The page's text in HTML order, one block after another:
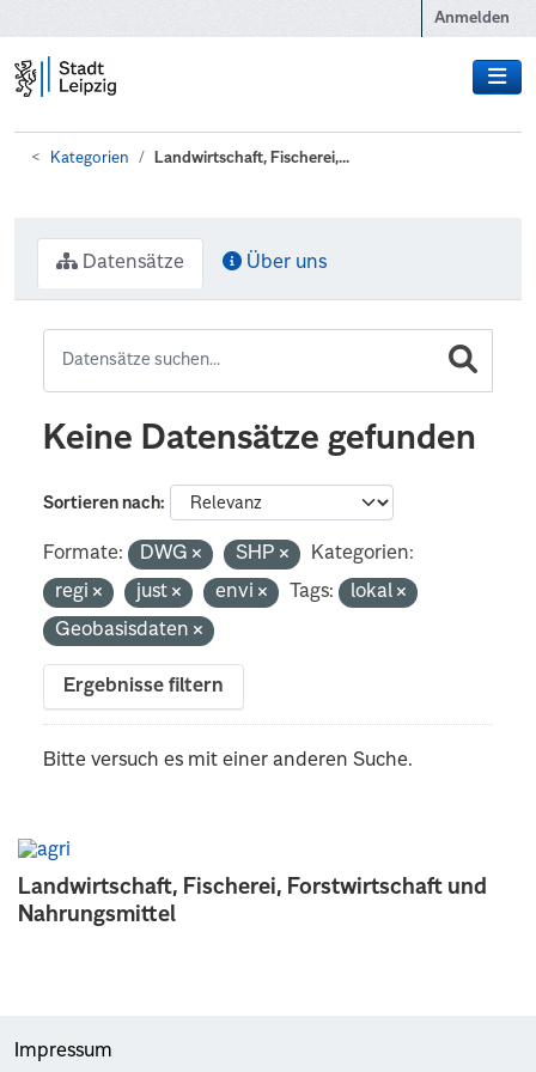
Anmelden
Kategorien Landwirtschaft, Fischerei,...
Landwirtschaft, Fischerei, Forstwirtschaft und
Nahrungsmittel
Datensätze Über uns
Keine Datensätze gefunden
Sortieren nach
Formate: DWG SHP
Kategorien:
regi
just envi Tags:
lokal
Geobasisdaten
Ergebnisse filtern
Bitte versuch es mit einer anderen Suche.
Impressum